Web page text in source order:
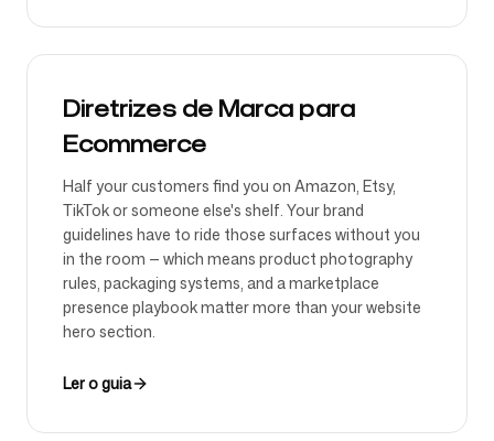
Diretrizes de Marca para
Ecommerce
Half your customers find you on Amazon, Etsy,
TikTok or someone else's shelf. Your brand
guidelines have to ride those surfaces without you
in the room — which means product photography
rules, packaging systems, and a marketplace
presence playbook matter more than your website
hero section.
Ler o guia